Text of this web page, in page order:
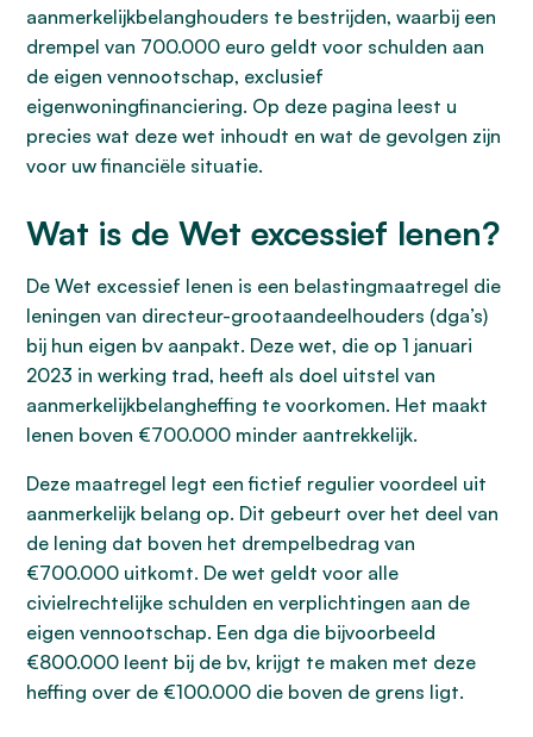
aanmerkelijkbelanghouders te bestrijden, waarbij een
drempel van 700.000 euro geldt voor schulden aan
de eigen vennootschap, exclusief
eigenwoningfinanciering. Op deze pagina leest u
precies wat deze wet inhoudt en wat de gevolgen zijn
voor uw financiële situatie.
Wat is de Wet excessief lenen?
De Wet excessief lenen is een belastingmaatregel die
leningen van directeur-grootaandeelhouders (dga’s)
bij hun eigen bv aanpakt. Deze wet, die op 1 januari
2023 in werking trad, heeft als doel uitstel van
aanmerkelijkbelangheffing te voorkomen. Het maakt
lenen boven €700.000 minder aantrekkelijk.
Deze maatregel legt een fictief regulier voordeel uit
aanmerkelijk belang op. Dit gebeurt over het deel van
de lening dat boven het drempelbedrag van
€700.000 uitkomt. De wet geldt voor alle
civielrechtelijke schulden en verplichtingen aan de
eigen vennootschap. Een dga die bijvoorbeeld
€800.000 leent bij de bv, krijgt te maken met deze
heffing over de €100.000 die boven de grens ligt.